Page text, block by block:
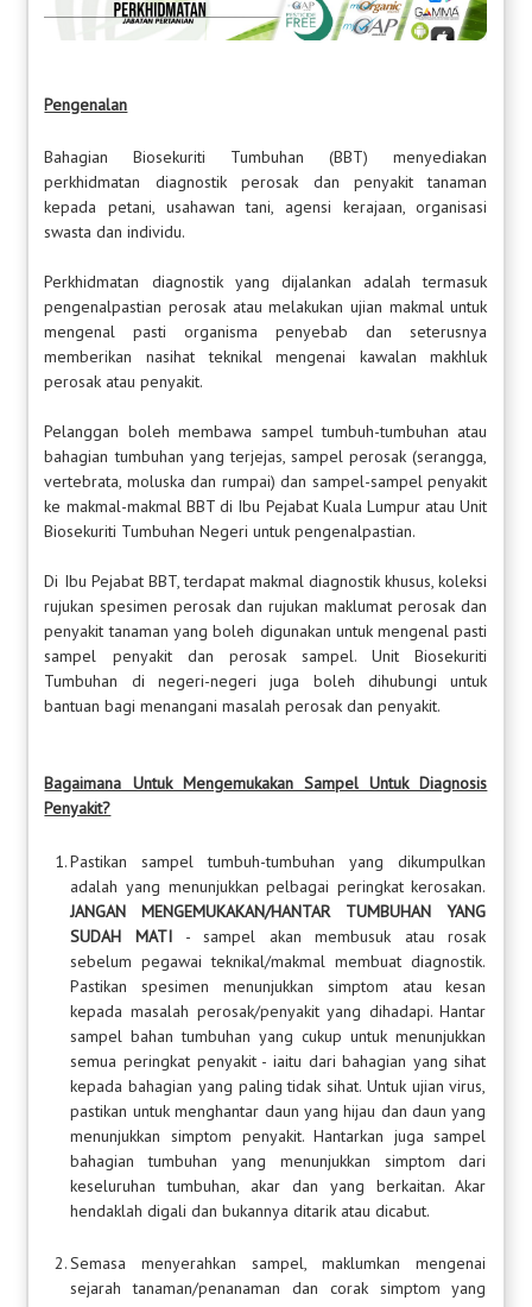
Pengenalan
Bahagian Biosekuriti Tumbuhan (BBT) menyediakan
perkhidmatan diagnostik perosak dan penyakit tanaman
kepada petani, usahawan tani, agensi kerajaan, organisasi
swasta dan individu.
Perkhidmatan diagnostik yang dijalankan adalah termasuk
pengenalpastian perosak atau melakukan ujian makmal untuk
mengenal pasti organisma penyebab dan seterusnya
memberikan nasihat teknikal mengenai kawalan makhluk
perosak atau penyakit.
Pelanggan boleh membawa sampel tumbuh-tumbuhan atau
bahagian tumbuhan yang terjejas, sampel perosak (serangga,
vertebrata, moluska dan rumpai) dan sampel-sampel penyakit
ke makmal-makmal BBT di Ibu Pejabat Kuala Lumpur atau Unit
Biosekuriti Tumbuhan Negeri untuk pengenalpastian.
Di Ibu Pejabat BBT, terdapat makmal diagnostik khusus, koleksi
rujukan spesimen perosak dan rujukan maklumat perosak dan
penyakit tanaman yang boleh digunakan untuk mengenal pasti
sampel penyakit dan perosak sampel. Unit Biosekuriti
Tumbuhan di negeri-negeri juga boleh dihubungi untuk
bantuan bagi menangani masalah perosak dan penyakit.
Bagaimana Untuk Mengemukakan Sampel Untuk Diagnosis
Penyakit?
1.Pastikan sampel tumbuh-tumbuhan yang dikumpulkan
adalah yang menunjukkan pelbagai peringkat kerosakan.
JANGAN MENGEMUKAKAN/HANTAR TUMBUHAN YANG
SUDAH MATI- sampel akan membusuk atau rosak
sebelum pegawai teknikal/makmal membuat diagnostik.
Pastikan spesimen menunjukkan simptom atau kesan
kepada masalah perosak/penyakit yang dihadapi. Hantar
sampel bahan tumbuhan yang cukup untuk menunjukkan
semua peringkat penyakit - iaitu dari bahagian yang sihat
kepada bahagian yang paling tidak sihat. Untuk ujian virus,
pastikan untuk menghantar daun yang hijau dan daun yang
menunjukkan simptom penyakit. Hantarkan juga sampel
bahagian tumbuhan yang menunjukkan simptom dari
keseluruhan tumbuhan, akar dan yang berkaitan. Akar
hendaklah digali dan bukannya ditarik atau dicabut.
2.Semasa menyerahkan sampel, maklumkan mengenai
sejarah tanaman/penanaman dan corak simptom yang